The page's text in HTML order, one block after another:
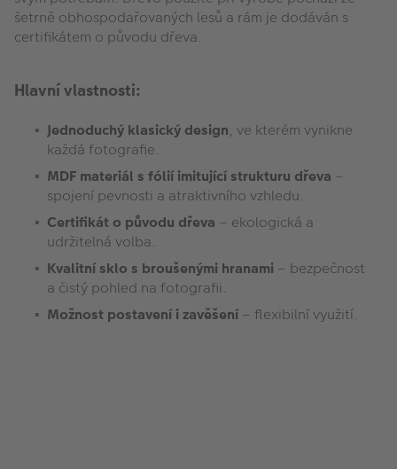
šetrně obhospodařovaných lesů a rám je dodáván s
certifikátem o původu dřeva.
Hlavní vlastnosti:
Jednoduchý klasický design, ve kterém vynikne
každá fotografie.
MDF materiál s fólií imitující strukturu dřeva –
spojení pevnosti a atraktivního vzhledu.
Certifikát o původu dřeva – ekologická a
udržitelná volba.
Kvalitní sklo s broušenými hranami – bezpečnost
a čistý pohled na fotografii.
Možnost postavení i zavěšení – flexibilní využití.